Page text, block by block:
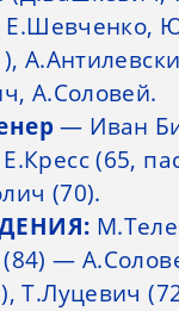
Е.Шевченко,
А.Соловей.
— Иван
(65,
(70).
—
Т.Луцевич